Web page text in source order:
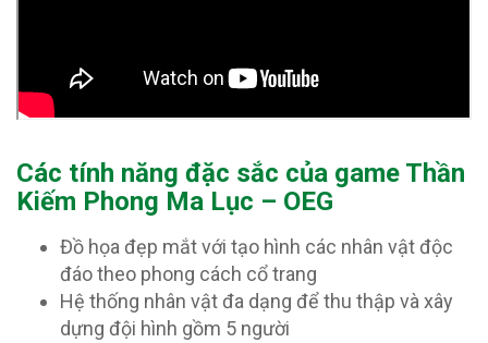
Các tính năng đặc sắc của game Thần
Kiếm Phong Ma Lục – OEG
Đồ họa đẹp mắt với tạo hình các nhân vật độc
đáo theo phong cách cổ trang
Hệ thống nhân vật đa dạng để thu thập và xây
dựng đội hình gồm 5 người